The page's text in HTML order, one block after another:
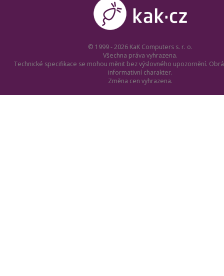
© 1999 - 2026 KaK Computers s. r. o.
Všechna práva vyhrazena.
Technické specifikace se mohou měnit bez výslovného upozornění.
informativní charakter.
Změna cen vyhrazena.